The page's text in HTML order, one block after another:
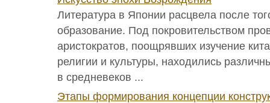
Литература в Японии расцвела после
образование. Под покровительством
аристократов, поощрявших изучение
религии и культуры, находились
в средневеков ...
Этапы формирования концепции